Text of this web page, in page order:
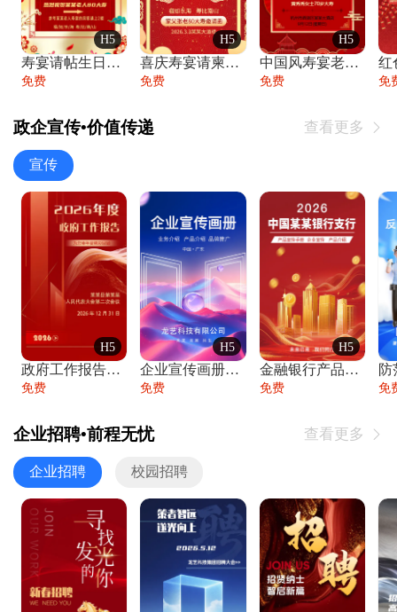
H5
寿宴请帖生日宴邀请函老人寿星生日快乐祝寿
免费
H5
喜庆寿宴请柬老人生日宴会邀请函请柬过大寿
免费
H5
中国风寿宴老人生日宴会邀请函寿宴请帖请柬
免费 免
政企宣传•价值传递 查看更多 
宣传
H5
政府工作报告政府年终工作总结
免费
H5
企业宣传画册公司简介产品介绍业务宣传手册
免费
H5
金融银行产品宣传手册企业宣传产品介绍
免费
防
免
企业招聘•前程无忧 查看更多 
企业招聘 校园招聘